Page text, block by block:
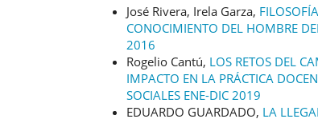
José Rivera, Irela Garza,
CONOCIMIENTO DEL HOMBRE
2016
Rogelio Cantú, LOS RETOS DEL
IMPACTO EN LA PRÁCTICA
SOCIALES ENE-DIC 2019
EDUARDO GUARDADO, LA